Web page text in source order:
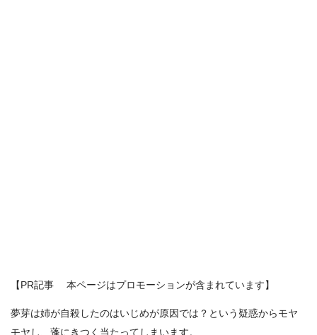
【PR記事 本ページはプロモーションが含まれています】
夢芽は姉が自殺したのはいじめが原因では？という疑惑からモヤ
モヤし、蓬にきつく当たってしまいます。